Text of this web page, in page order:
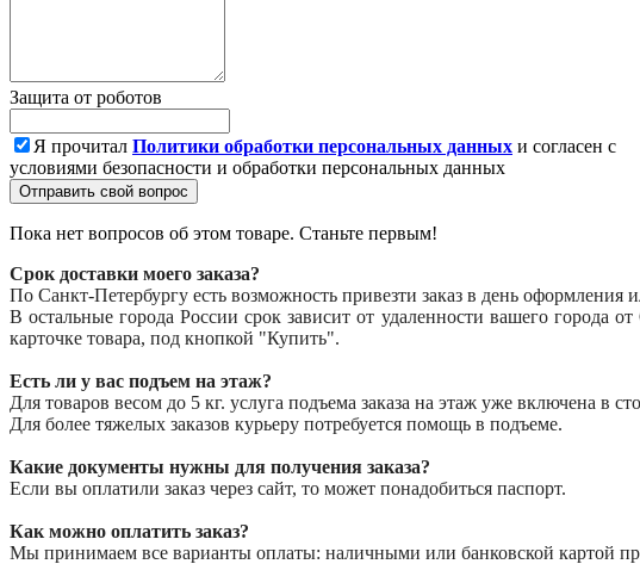
Защита от роботов
Я прочитал Политики обработки персональных данных и согласен с
условиями безопасности и обработки персональных данных
Отправить свой вопрос
Пока нет вопросов об этом товаре. Станьте первым!
Срок доставки моего заказа?
По Санкт-Петербургу есть возможность привезти заказ в день
В остальные города России срок зависит от удаленности вашего
карточке товара, под кнопкой "Купить".
Есть ли у вас подъем на этаж?
Для товаров весом до 5 кг. услуга подъема заказа на этаж уже включена в
Для более тяжелых заказов курьеру потребуется помощь в подъеме.
Какие документы нужны для получения заказа?
Если вы оплатили заказ через сайт, то может понадобиться паспорт.
Как можно оплатить заказ?
Мы принимаем все варианты оплаты: наличными или банковской картой